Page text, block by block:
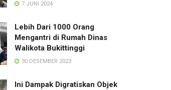
7 JUNI 2024
Lebih Dari 1000 Orang
Mengantri di Rumah Dinas
Walikota Bukittinggi
30 DESEMBER 2023
Ini Dampak Digratiskan Objek